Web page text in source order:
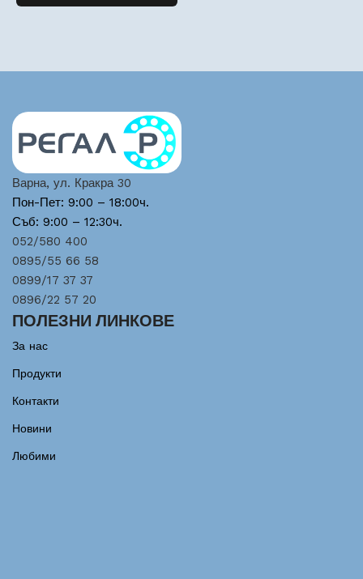
Варна, ул. Кракра 30
Пон-Пет: 9:00 – 18:00ч.
Съб: 9:00 – 12:30ч.
052/580 400
0895/55 66 58
0899/17 37 37
0896/22 57 20
ПОЛЕЗНИ ЛИНКОВЕ
За нас
Продукти
Контакти
Новини
Любими